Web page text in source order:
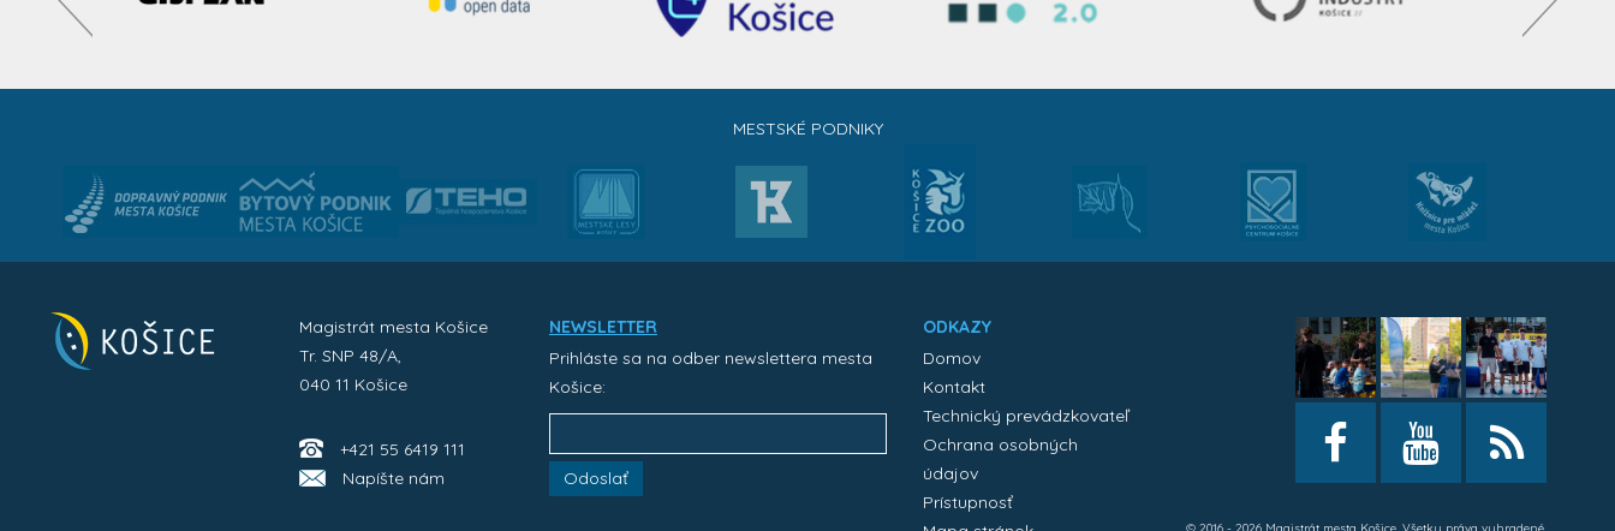
MESTSKÉ PODNIKY
Magistrát mesta Košice
Tr. SNP 48/A,
040 11 Košice
+421 55 6419 111
Napíšte nám
NEWSLETTER
Prihláste sa na odber newslettera mesta
Košice:
Odoslať
ODKAZY
Domov
Kontakt
Technický prevádzkovateľ
Ochrana osobných
údajov
Prístupnosť